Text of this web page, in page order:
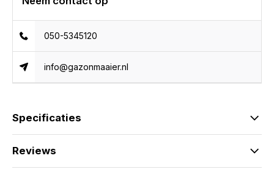
050-5345120
info@gazonmaaier.nl
Specificaties
Reviews